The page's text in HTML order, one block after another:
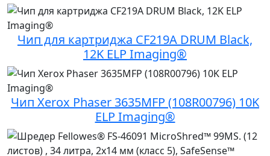
Чип для картриджа CF219A DRUM Black,
12K ELP Imaging®
Чип Xerox Phaser 3635MFP (108R00796) 10K
ELP Imaging®